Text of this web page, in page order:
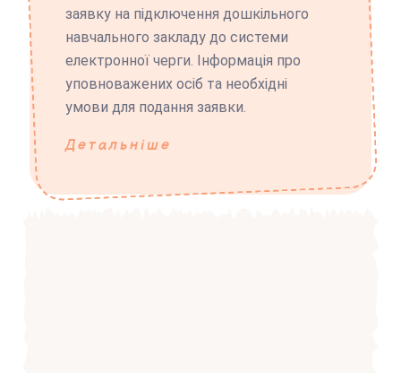
заявку на підключення дошкільного
навчального закладу до системи
електронної черги. Інформація про
уповноважених осіб та необхідні
умови для подання заявки.
Детальніше